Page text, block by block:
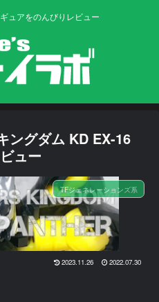
ュアをのんびりレビュー
ングダム KD EX-16
ュー
TFジェネレーションズ系
2023.11.26 2022.07.30